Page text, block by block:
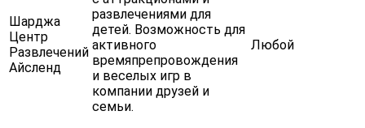
Шарджа
Центр
Развлечений
Айсленд
развлечениями для
детей. Возможность для
активного
времяпрепровождения
и веселых игр в
компании друзей и
семьи.
Любой